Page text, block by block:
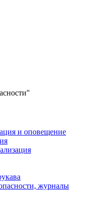
и оповещение
журналы